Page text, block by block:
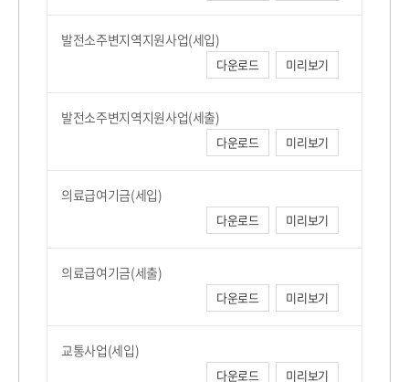
발전소주변지역지원사업(세입)
다운로드 미리보기
발전소주변지역지원사업(세출)
다운로드 미리보기
의료급여기금(세입)
다운로드 미리보기
의료급여기금(세출)
다운로드 미리보기
교통사업(세입)
다운로드 미리보기